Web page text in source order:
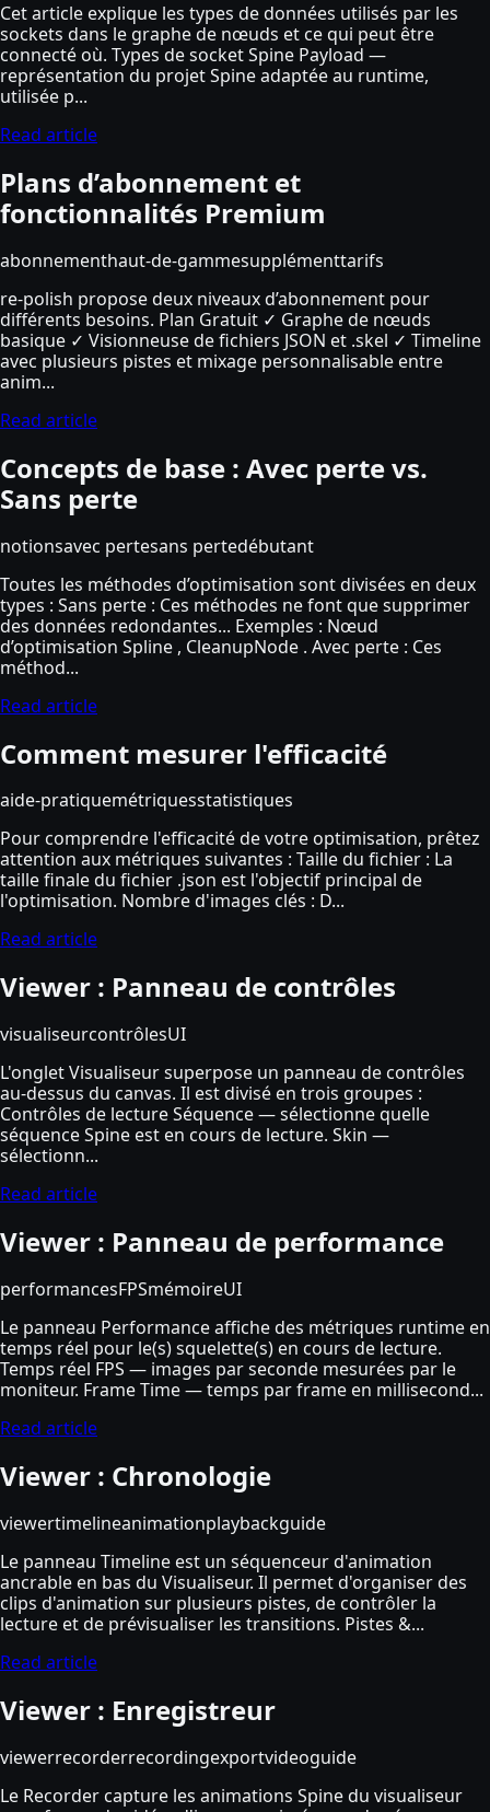
Cet article explique les types de données utilisés par les
sockets dans le graphe de nœuds et ce qui peut être
connecté où. Types de socket Spine Payload —
représentation du projet Spine adaptée au runtime,
utilisée p...
Read article
Plans d’abonnement et
fonctionnalités Premium
abonnementhaut-de-gammesupplémenttarifs
re-polish propose deux niveaux d’abonnement pour
différents besoins. Plan Gratuit ✓ Graphe de nœuds
basique ✓ Visionneuse de fichiers JSON et .skel ✓ Timeline
avec plusieurs pistes et mixage personnalisable entre
anim...
Read article
Concepts de base : Avec perte vs.
Sans perte
notionsavec pertesans pertedébutant
Toutes les méthodes d’optimisation sont divisées en deux
types : Sans perte : Ces méthodes ne font que supprimer
des données redondantes... Exemples : Nœud
d’optimisation Spline , CleanupNode . Avec perte : Ces
méthod...
Read article
Comment mesurer l'efficacité
aide-pratiquemétriquesstatistiques
Pour comprendre l'efficacité de votre optimisation, prêtez
attention aux métriques suivantes : Taille du fichier : La
taille finale du fichier .json est l'objectif principal de
l'optimisation. Nombre d'images clés : D...
Read article
Viewer : Panneau de contrôles
visualiseurcontrôlesUI
L'onglet Visualiseur superpose un panneau de contrôles
au-dessus du canvas. Il est divisé en trois groupes :
Contrôles de lecture Séquence — sélectionne quelle
séquence Spine est en cours de lecture. Skin —
sélectionn...
Read article
Viewer : Panneau de performance
performancesFPSmémoireUI
Le panneau Performance affiche des métriques runtime en
temps réel pour le(s) squelette(s) en cours de lecture.
Temps réel FPS — images par seconde mesurées par le
moniteur. Frame Time — temps par frame en millisecond...
Read article
Viewer : Chronologie
viewertimelineanimationplaybackguide
Le panneau Timeline est un séquenceur d'animation
ancrable en bas du Visualiseur. Il permet d'organiser des
clips d'animation sur plusieurs pistes, de contrôler la
lecture et de prévisualiser les transitions. Pistes &...
Read article
Viewer : Enregistreur
viewerrecorderrecordingexportvideoguide
Le Recorder capture les animations Spine du visualiseur